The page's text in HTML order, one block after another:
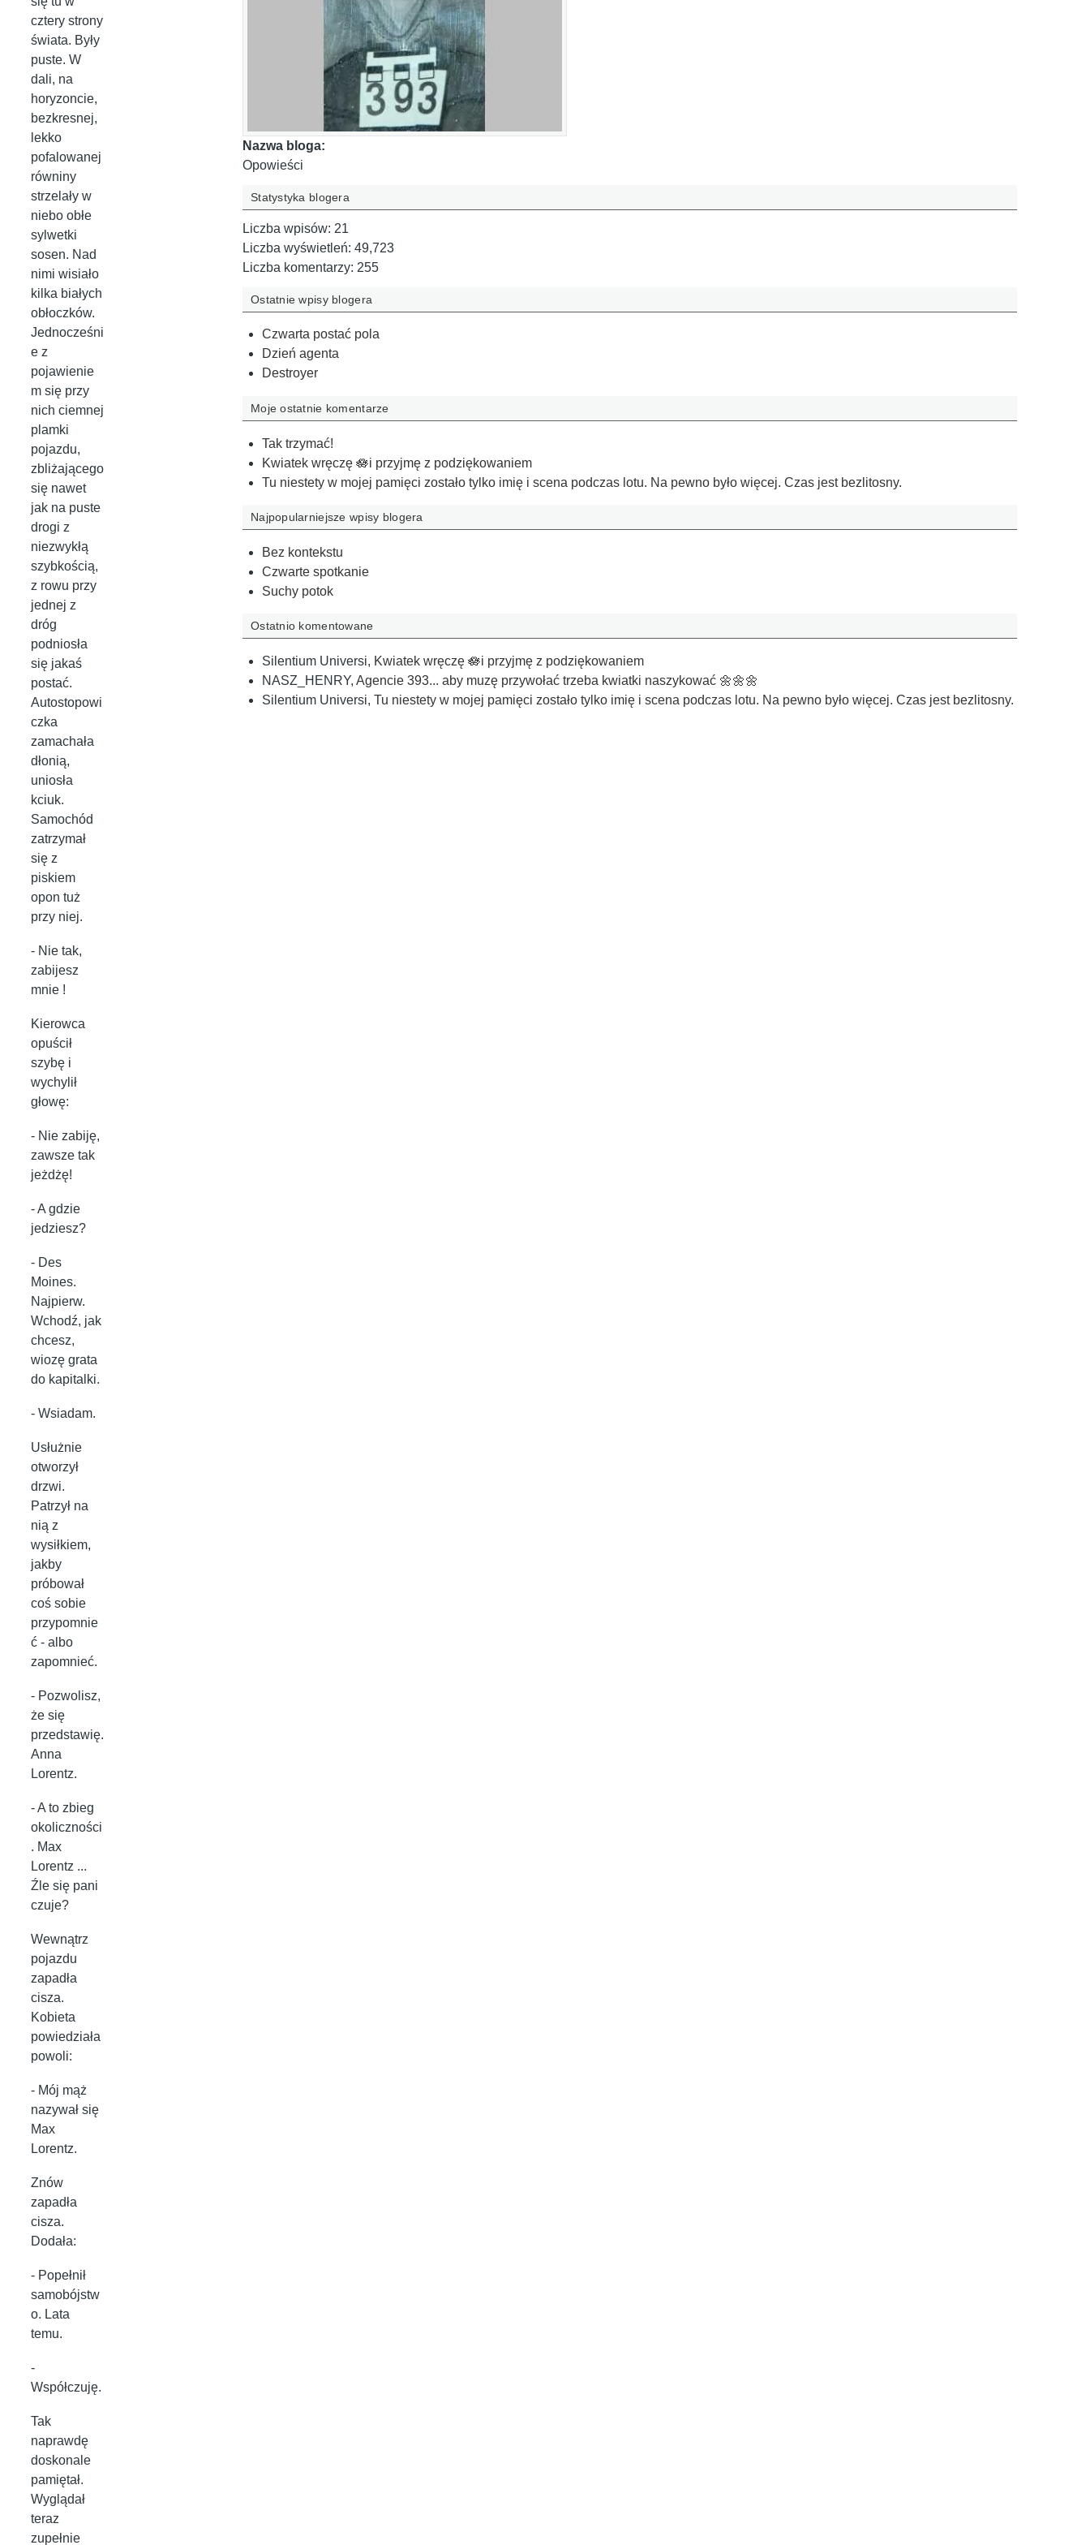
cztery strony
świata. Były
puste. W
dali, na
horyzoncie,
bezkresnej,
lekko
pofalowanej
równiny
strzelały w
niebo obłe
sylwetki
sosen. Nad
nimi wisiało
kilka białych
obłoczków.
Jednocześni
e z
pojawienie
m się przy
nich ciemnej
plamki
pojazdu,
zbliżającego
się nawet
jak na puste
drogi z
niezwykłą
szybkością,
z rowu przy
jednej z
dróg
podniosła
się jakaś
postać.
Autostopowi
czka
zamachała
dłonią,
uniosła
kciuk.
Samochód
zatrzymał
się z
piskiem
opon tuż
przy niej.
- Nie tak,
zabijesz
mnie !
Kierowca
opuścił
szybę i
wychylił
głowę:
- Nie zabiję,
zawsze tak
jeżdżę!
- A gdzie
jedziesz?
- Des
Moines.
Najpierw.
Wchodź, jak
chcesz,
wiozę grata
do kapitalki.
- Wsiadam.
Usłużnie
otworzył
drzwi.
Patrzył na
nią z
wysiłkiem,
jakby
próbował
coś sobie
przypomnie
ć - albo
zapomnieć.
- Pozwolisz,
że się
przedstawię.
Anna
Lorentz.
- A to zbieg
okoliczności
. Max
Lorentz ...
Źle się pani
czuje?
Wewnątrz
pojazdu
zapadła
cisza.
Kobieta
powiedziała
powoli:
- Mój mąż
nazywał się
Max
Lorentz.
Znów
zapadła
cisza.
Dodała:
- Popełnił
samobójstw
o. Lata
temu.
-
Współczuję.
Tak
naprawdę
doskonale
pamiętał.
Wyglądał
teraz
zupełnie
Nazwa bloga:
Opowieści
Statystyka blogera
Liczba wpisów: 21
Liczba wyświetleń: 49,723
Liczba komentarzy: 255
Ostatnie wpisy blogera
Czwarta postać pola
Dzień agenta
Destroyer
Moje ostatnie komentarze
Tak trzymać!
Kwiatek wręczę 🪷i przyjmę z podziękowaniem
Tu niestety w mojej pamięci zostało tylko imię i scena podczas lotu. Na pewno było więcej. Czas jest bezlitosny.
Najpopularniejsze wpisy blogera
Bez kontekstu
Czwarte spotkanie
Suchy potok
Ostatnio komentowane
Silentium Universi, Kwiatek wręczę 🪷i przyjmę z podziękowaniem
NASZ_HENRY, Agencie 393... aby muzę przywołać trzeba kwiatki naszykować 🌼🌼🌼
Silentium Universi, Tu niestety w mojej pamięci zostało tylko imię i scena podczas lotu. Na pewno było więcej. Czas jest bezlitosny.